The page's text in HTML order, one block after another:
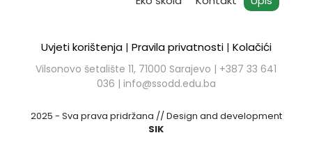
Uvjeti korištenja| Pravila privatnosti| Kolačići
Vilsonovo šetalište 11, 71000 Sarajevo | ​+387 33 641
036 | info@ssodd.edu.ba
2025 - Sva prava pridržana // Design and development
SIK